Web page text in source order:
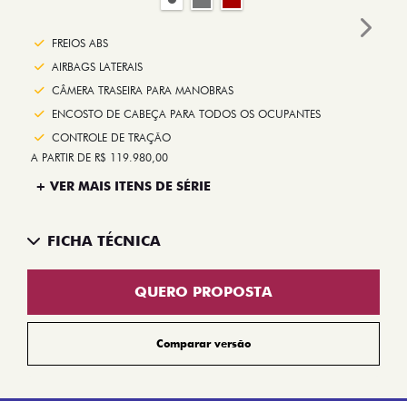
FREIOS ABS
AIRBAGS LATERAIS
CÂMERA TRASEIRA PARA MANOBRAS
ENCOSTO DE CABEÇA PARA TODOS OS OCUPANTES
CONTROLE DE TRAÇÃO
A PARTIR DE R$ 119.980,00
+ VER MAIS ITENS DE SÉRIE
FICHA TÉCNICA
QUERO PROPOSTA
Comparar versão
Next